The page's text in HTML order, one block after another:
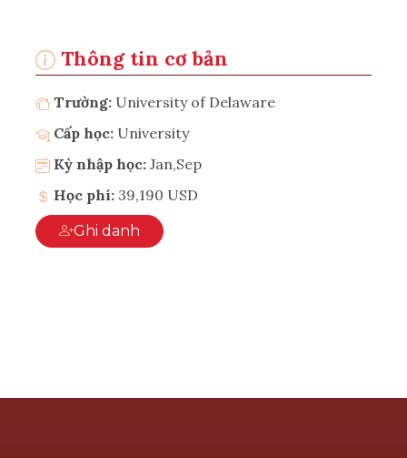
Thông tin cơ bản
Trường: University of Delaware
Cấp học: University
Kỳ nhập học: Jan,Sep
Học phí: 39,190 USD
Ghi danh